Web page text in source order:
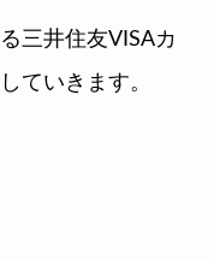
三井住友VISAカ
ていきます。